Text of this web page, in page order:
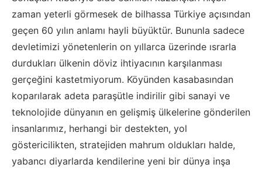
zaman yeterli görmesek de bilhassa Türkiye açısından
geçen 60 yılın anlamı hayli büyüktür. Bununla sadece
devletimizi yönetenlerin on yıllarca üzerinde ısrarla
durdukları ülkenin döviz ihtiyacının karşılanması
gerçeğini kastetmiyorum. Köyünden kasabasından
koparılarak adeta paraşütle indirilir gibi sanayi ve
teknolojide dünyanın en gelişmiş ülkelerine gönderilen
insanlarımız, herhangi bir destekten, yol
göstericilikten, stratejiden mahrum oldukları halde,
yabancı diyarlarda kendilerine yeni bir dünya inşa